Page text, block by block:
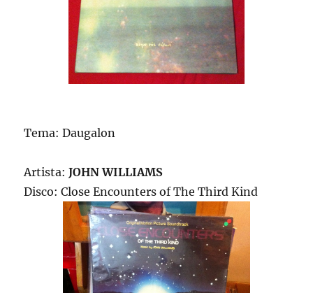
Tema: Daugalon
Artista:JOHN WILLIAMS
Disco: Close Encounters of The Third Kind